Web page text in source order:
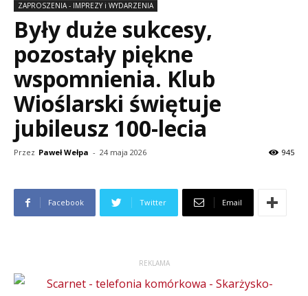
ZAPROSZENIA - IMPREZY i WYDARZENIA
Były duże sukcesy,
pozostały piękne
wspomnienia. Klub
Wioślarski świętuje
jubileusz 100-lecia
Przez Paweł Wełpa - 24 maja 2026 945
Facebook Twitter Email
REKLAMA